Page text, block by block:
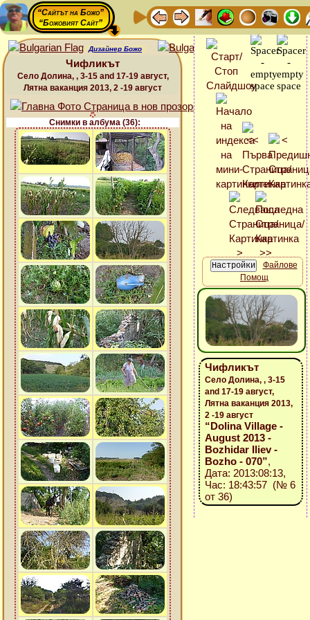
“Сайтът на Божо”
“Божовият Сайт”
Дизайнер Божо
Чифликът
Село Долина, , 3-15 and 17-19 август,
Лятна ваканция 2013, 2 -19 август
Снимки в албума (36):
Файлове
Помощ
Чифликът
Село Долина, , 3-15
and 17-19 август,
Лятна ваканция 2013,
2 -19 август
“Dolina Village -
August 2013 -
Bozhidar Iliev -
Bozho - 070”,
Дата: 2013:08:13,
Час: 18:43:57 (№ 6
от 36)